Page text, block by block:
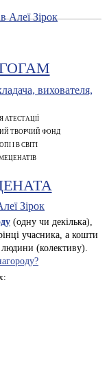
АТЕСТАЦІЇ
ТВОРЧИЙ ФОНД
І В СВІТІ
(одну чи декілька),
учасника, а кошти
(колективу).